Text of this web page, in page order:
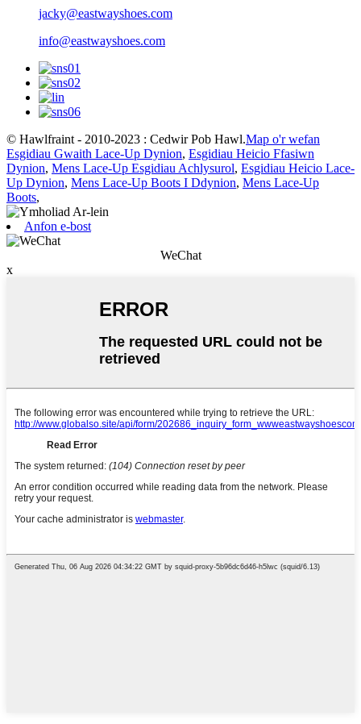
jacky@eastwayshoes.com
info@eastwayshoes.com
© Hawlfraint - 2010-2023 : Cedwir Pob Hawl.Map o'r wefan
Esgidiau Gwaith Lace-Up Dynion, Esgidiau Heicio Ffasiwn
Dynion, Mens Lace-Up Esgidiau Achlysurol, Esgidiau Heicio Lace-
Up Dynion, Mens Lace-Up Boots I Ddynion, Mens Lace-Up
Boots,
Anfon e-bost
WeChat
x